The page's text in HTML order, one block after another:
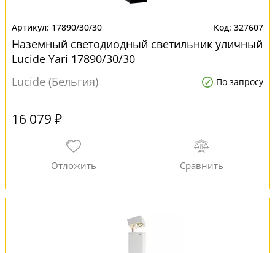
17890/30/30 327607
Наземный светодиодный светильник уличный
Lucide Yari 17890/30/30
Lucide (Бельгия)
По запросу
16 079 ₽